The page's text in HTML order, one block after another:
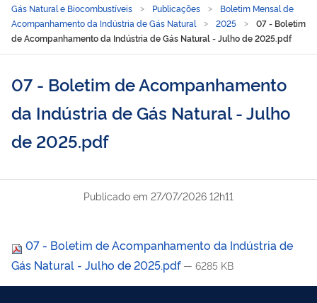
Gás Natural e Biocombustíveis
Publicações
Boletim Mensal de
Acompanhamento da Indústria de Gás Natural
2025
07 - Boletim
de Acompanhamento da Indústria de Gás Natural - Julho de 2025.pdf
07 - Boletim de Acompanhamento
da Indústria de Gás Natural - Julho
de 2025.pdf
Publicado em 27/07/2026 12h11
07 - Boletim de Acompanhamento da Indústria de
Gás Natural - Julho de 2025.pdf — 6285 KB